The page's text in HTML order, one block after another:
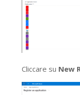
Cliccare su New